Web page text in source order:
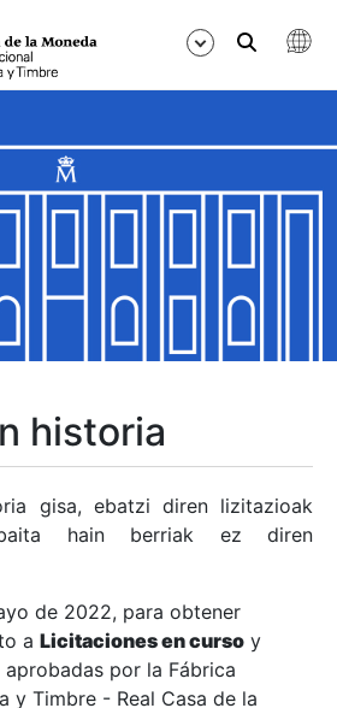
historia
gisa, ebatzi diren lizitazioak
hain berriak ez diren
de 2022, para obtener
a Licitaciones en curso y
aprobadas por la Fábrica
y Timbre - Real Casa de la